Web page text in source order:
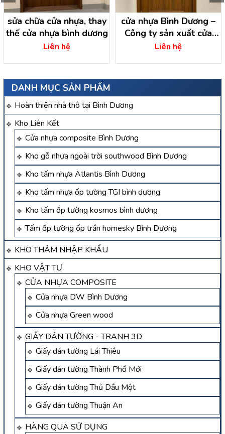
DANH MỤC SẢN PHẨM
Hoàn thiện nhà thô tại Bình Dương
Kho Liên Kết
Cửa nhựa composite Bình Dương
Kho gỗ nhựa ngoài trời southwood Bình Dương
Kho tấm nhựa Atlantis Bình Dương
Kho tấm nhựa ốp tường TGI bình dương
Kho tấm ốp tường kosmos bình dương
Tấm ốp tường ốp trần homesky Bình Dương
KHO THẢM NHẬP KHẨU
KHO VẬT TƯ
CỬA NHỰA COMPOSITE
Cửa nhựa DW Bình Dương
Cửa nhựa Green wood
GIẤY DÁN TƯỜNG - TRANH 3D
Giấy dán tường Lái Thiêu
Giấy dán tường Thành Phố Mới
Giấy dán tường Thủ Dầu Một
Giấy dán tường Thuận An
HÀNG QUA SỬ DỤNG
sửa chữa cửa nhựa, thay
thế cửa nhựa bình dương
Liên hệ
cửa nhựa Bình Dương –
Công ty sản xuất cửa
nhựa Bình Dương
Liên hệ